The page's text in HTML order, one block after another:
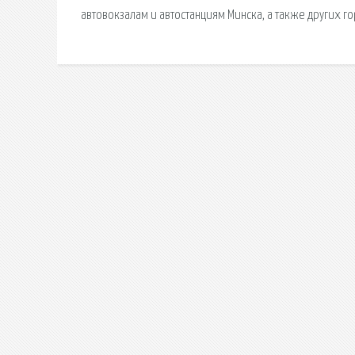
автовокзалам и автостанциям Минска, а также других